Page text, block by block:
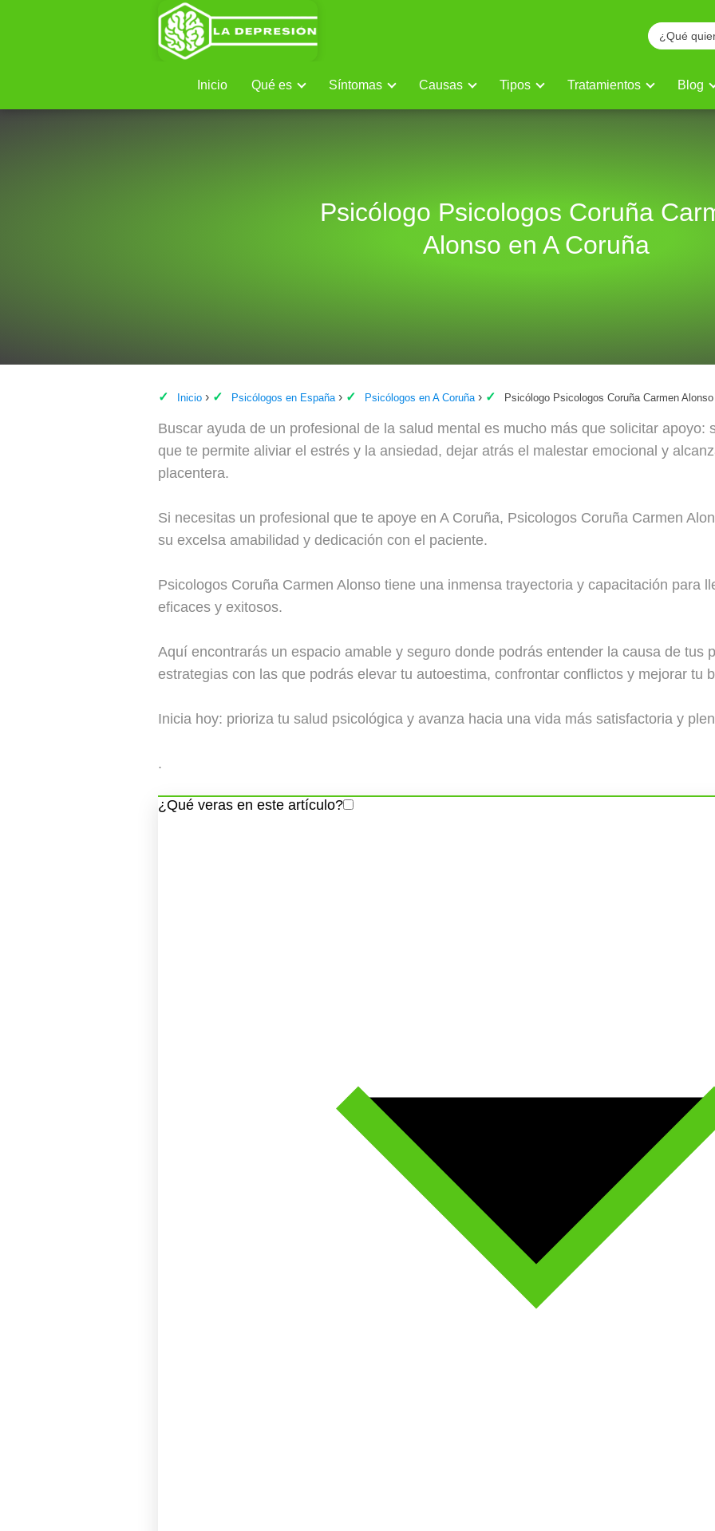
Inicio Qué es Síntomas Causas Tipos Tratamientos Blog
Psicólogo Psicologos Coruña
Alonso en A Coruña
Inicio Psicólogos en España Psicólogos en A Coruña Psicólogo Psicologos Coruña Carmen
Buscar ayuda de un profesional de la salud mental es mucho más que solicitar apoyo:
que te permite aliviar el estrés y la ansiedad, dejar atrás el malestar emocional y
placentera.
Si necesitas un profesional que te apoye en A Coruña, Psicologos Coruña Carmen
su excelsa amabilidad y dedicación con el paciente.
Psicologos Coruña Carmen Alonso tiene una inmensa trayectoria y capacitación para
eficaces y exitosos.
Aquí encontrarás un espacio amable y seguro donde podrás entender la causa de tus
estrategias con las que podrás elevar tu autoestima, confrontar conflictos y mejorar tu
Inicia hoy: prioriza tu salud psicológica y avanza hacia una vida más satisfactoria y
.
¿Qué veras en este artículo?